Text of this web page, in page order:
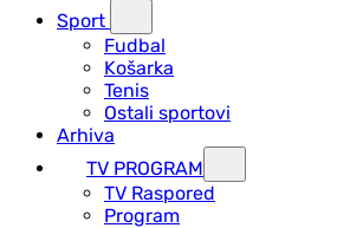
Sport
Fudbal
Košarka
Tenis
Ostali sportovi
Arhiva
TV PROGRAM
ТV Raspored
Program